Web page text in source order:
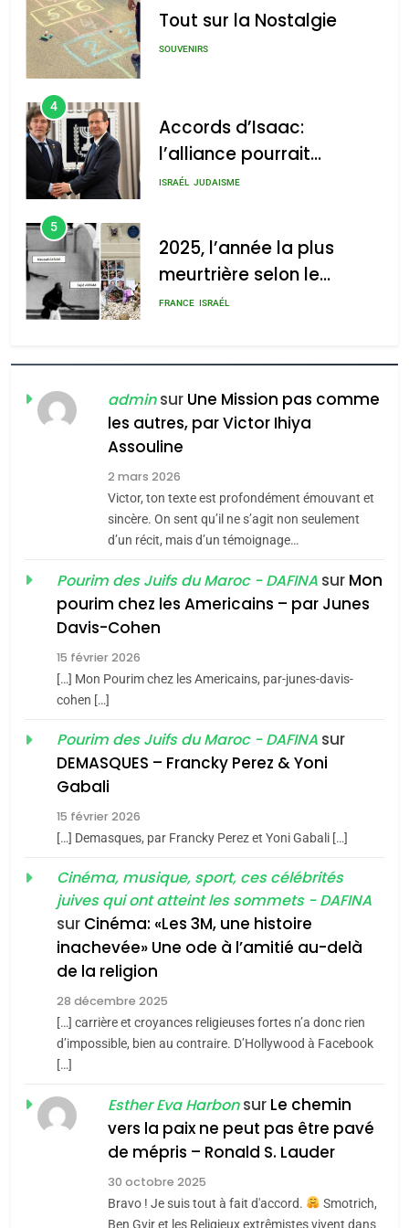
לע"מ Photos By
: Haim Zach /
GPO
2025, l’année la plus
meurtrière selon le rapport
l’antisémitisme
admin 0
Tout sur la Nostalgie
SOUVENIRS
4
Accords d’Isaac:
l’alliance pourrait
s’étendre à 13 pays
ISRAÉL JUDAISME
5
2025, l’année la plus
meurtrière selon le
rapport d’ADL contre
FRANCE ISRAÉL
FIÈRE, DIGNE ET RÉSILIENTE :
POURQUOI JE REVENDIQUE
MA JUDAÏTE par Thérèse
Zrihen-Dvir
ISRAÉL JUDAISME
CE QUI NOUS MANQUE –
Jacques Hadida
JUDAISME
Maroc : Les amandes de
Tafraout, le miel de Tadla
du terroir
Oeil ravageur – Vanessa
De Loya Stauber
«Tu dis génocide, je dis
guerre»: La nouvelle
chanson de Boy George
ISRAÉL JUDAISME
Accords d’Isaac:
l’alliance pourrait
s’étendre à 13 pays
d’Amérique latine
ISRAÉL JUDAISME
2025, l’année la plus
adminsur Une Mission pas comme
les autres, par Victor Ihiya
Assouline
2 mars 2026
Victor, ton texte est profondément émouvant et
sincère. On sent qu’il ne s’agit non seulement
d’un récit, mais d’un témoignage…
Pourim des Juifs du Maroc - DAFINA sur Mon
pourim chez les Americains – par Junes
Davis-Cohen
15 février 2026
[…] Mon Pourim chez les Americains, par-junes-davis-
cohen […]
Pourim des Juifs du Maroc - DAFINA sur
DEMASQUES – Francky Perez & Yoni
Gabali
15 février 2026
[…] Demasques, par Francky Perez et Yoni Gabali […]
Cinéma, musique, sport, ces célébrités
juives qui ont atteint les sommets - DAFINA
sur Cinéma: «Les 3M, une histoire
inachevée» Une ode à l’amitié au-delà
de la religion
28 décembre 2025
[…] carrière et croyances religieuses fortes n’a donc rien
d’impossible, bien au contraire. D’Hollywood à Facebook
[…]
Esther Eva Harbonsur Le chemin
vers la paix ne peut pas être pavé
de mépris – Ronald S. Lauder
30 octobre 2025
Bravo ! Je suis tout à fait d'accord.
Smotrich,
Ben Gvir et les Religieux extrêmistes vivent dans
meurtrière selon le rapport
l’antisémitisme
FIÈRE, DIGNE ET RÉSILIENTE :
POURQUOI JE REVENDIQUE
MA JUDAÏTE par Thérèse
Zrihen-Dvir
ISRAÉL
CE QUI NOUS MANQUE –
JUDAISME
Maroc : Les amandes de
Tafraout, le miel de Tadla
Azilal consacrés produits
DAFINA MAROC